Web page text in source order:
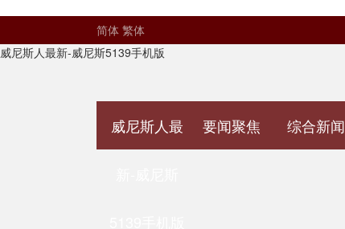
简体 繁体
威尼斯人最新-威尼斯5139手机版
威尼斯人最 要闻聚焦 综合新闻